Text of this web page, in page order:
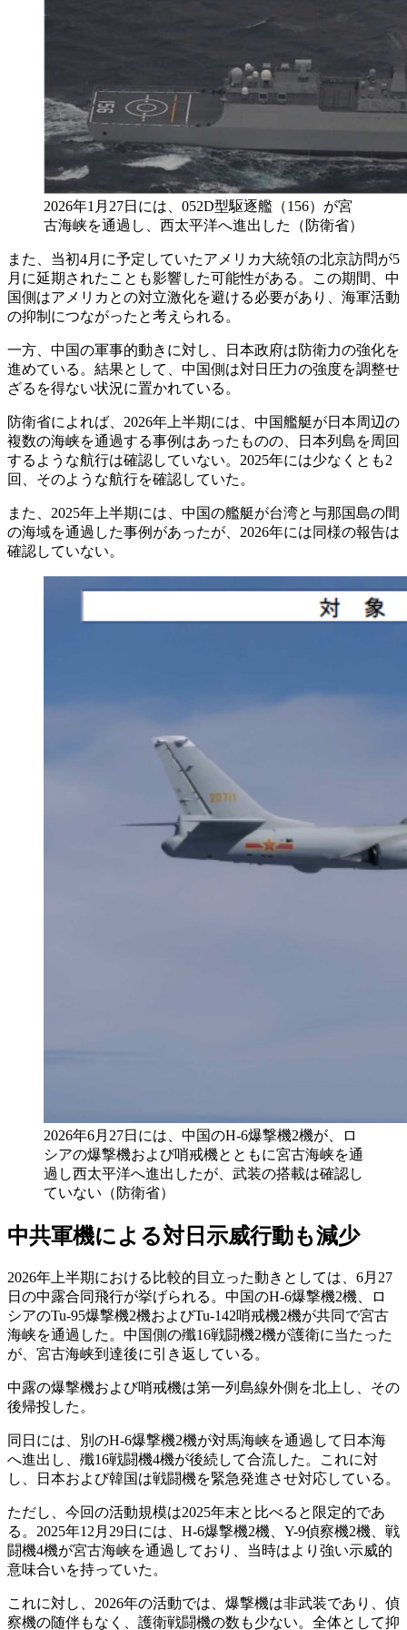
2026年1月27日には、052D型駆逐艦（156）が宮
古海峡を通過し、西太平洋へ進出した（防衛省）
また、当初4月に予定していたアメリカ大統領の北京訪問が5
月に延期されたことも影響した可能性がある。この期間、中
国側はアメリカとの対立激化を避ける必要があり、海軍活動
の抑制につながったと考えられる。
一方、中国の軍事的動きに対し、日本政府は防衛力の強化を
進めている。結果として、中国側は対日圧力の強度を調整せ
ざるを得ない状況に置かれている。
防衛省によれば、2026年上半期には、中国艦艇が日本周辺の
複数の海峡を通過する事例はあったものの、日本列島を周回
するような航行は確認していない。2025年には少なくとも2
回、そのような航行を確認していた。
また、2025年上半期には、中国の艦艇が台湾と与那国島の間
の海域を通過した事例があったが、2026年には同様の報告は
確認していない。
2026年6月27日には、中国のH-6爆撃機2機が、ロ
シアの爆撃機および哨戒機とともに宮古海峡を通
過し西太平洋へ進出したが、武装の搭載は確認し
ていない（防衛省）
中共軍機による対日示威行動も減少
2026年上半期における比較的目立った動きとしては、6月27
日の中露合同飛行が挙げられる。中国のH-6爆撃機2機、ロ
シアのTu-95爆撃機2機およびTu-142哨戒機2機が共同で宮古
海峡を通過した。中国側の殲16戦闘機2機が護衛に当たった
が、宮古海峡到達後に引き返している。
中露の爆撃機および哨戒機は第一列島線外側を北上し、その
後帰投した。
同日には、別のH-6爆撃機2機が対馬海峡を通過して日本海
へ進出し、殲16戦闘機4機が後続して合流した。これに対
し、日本および韓国は戦闘機を緊急発進させ対応している。
ただし、今回の活動規模は2025年末と比べると限定的であ
る。2025年12月29日には、H-6爆撃機2機、Y-9偵察機2機、戦
闘機4機が宮古海峡を通過しており、当時はより強い示威的
意味合いを持っていた。
これに対し、2026年の活動では、爆撃機は非武装であり、偵
察機の随伴もなく、護衛戦闘機の数も少ない。全体として抑